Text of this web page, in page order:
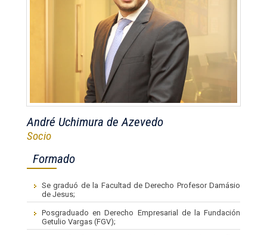
André Uchimura de Azevedo
Socio
Formado
Se graduó de la Facultad de Derecho Profesor Damásio
de Jesus;
Posgraduado en Derecho Empresarial de la Fundación
Getulio Vargas (FGV);